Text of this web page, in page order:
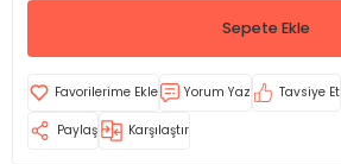
Sepete Ekle
Yorum Yaz Tavsiye Et
Paylaş Karşılaştır